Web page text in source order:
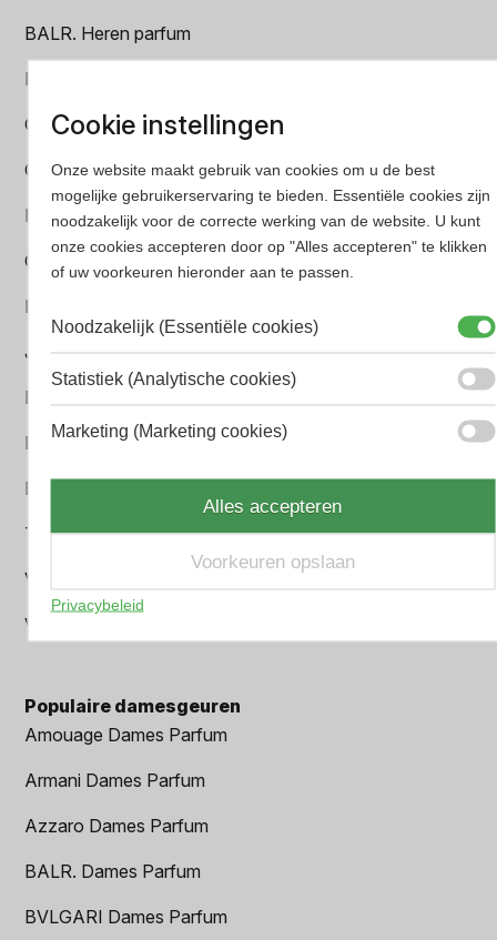
BALR. Heren parfum
BVLGARI Heren parfum
Chanel Heren parfum
Creed heren parfum
Dior Heren parfum
Geurpakket
Hugo Boss Heren parfum
Jean Paul Gaultier Heren parfum
Paco Rabanne Heren parfum
Parfum Gift Set
Prada Heren parfum
Tom Ford Heren parfum
Versace Heren parfum
Viktor & Rolf Heren parfum
Populaire damesgeuren
Amouage Dames Parfum
Armani Dames Parfum
Azzaro Dames Parfum
BALR. Dames Parfum
BVLGARI Dames Parfum
Cookie instellingen
Onze website maakt gebruik van cookies om u de best
mogelijke gebruikerservaring te bieden. Essentiële cookies zijn
noodzakelijk voor de correcte werking van de website. U kunt
onze cookies accepteren door op "Alles accepteren" te klikken
of uw voorkeuren hieronder aan te passen.
Noodzakelijk (Essentiële cookies)
Statistiek (Analytische cookies)
Marketing (Marketing cookies)
Alles accepteren
Voorkeuren opslaan
Privacybeleid